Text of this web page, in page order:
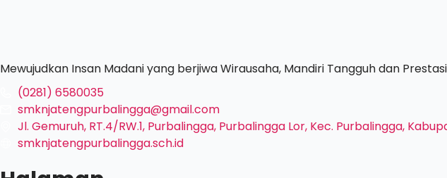
Mewujudkan Insan Madani yang berjiwa Wirausaha, Mandiri Tangguh dan
(0281) 6580035
smknjatengpurbalingga@gmail.com
Jl. Gemuruh, RT.4/RW.1, Purbalingga, Purbalingga Lor, Kec. Purbalingga,
smknjatengpurbalingga.sch.id